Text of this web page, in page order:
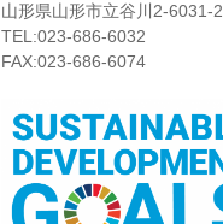
山形県山形市立谷川2-6031-2
TEL:023-686-6032
FAX:023-686-6074